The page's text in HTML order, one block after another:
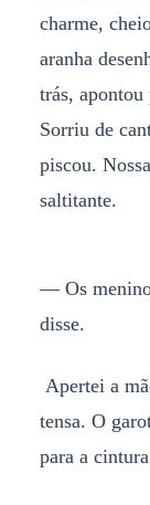
charme,
aranha
trás, apontou
Sorriu de
piscou.
saltitante.
— Os
disse.
Apertei a
tensa. O
para a